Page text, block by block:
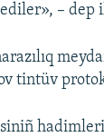
ediler», –
tintüv
hadimleri